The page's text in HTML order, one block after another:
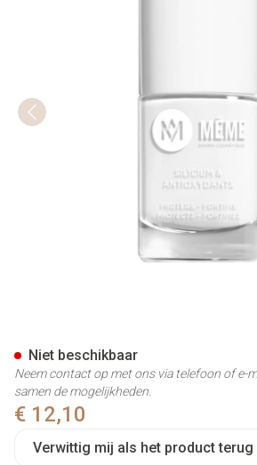
€ 12,10
Verwittig mij als het product
Niet beschikbaar
Neem contact op met ons via telefoon of e-
samen de mogelijkheden.